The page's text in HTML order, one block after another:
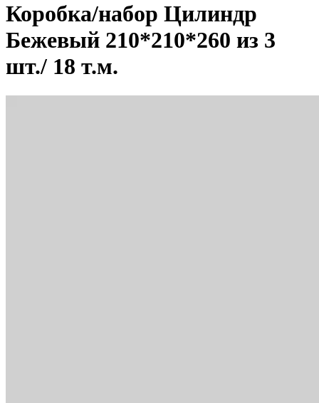
Коробка/набор Цилиндр
Бежевый 210*210*260 из 3
шт./ 18 т.м.